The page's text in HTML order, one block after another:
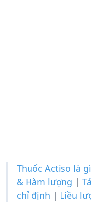
Thuốc Actiso là
& Hàm lượng |
chỉ định | Liều